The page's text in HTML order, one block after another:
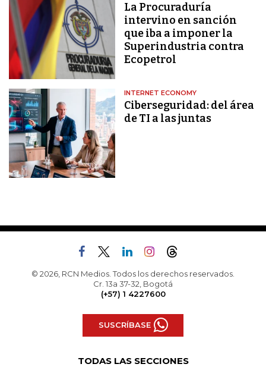
La Procuraduría
intervino en sanción
que iba a imponer la
Superindustria contra
Ecopetrol
INTERNET ECONOMY
Ciberseguridad: del área
de TI a las juntas
© 2026, RCN Medios. Todos los derechos reservados.
Cr. 13a 37-32, Bogotá
(+57) 1 4227600
SUSCRÍBASE
TODAS LAS SECCIONES